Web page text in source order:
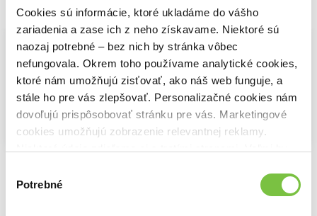
Cookies sú informácie, ktoré ukladáme do vášho
zariadenia a zase ich z neho získavame. Niektoré sú
naozaj potrebné – bez nich by stránka vôbec
nefungovala. Okrem toho používame analytické cookies,
ktoré nám umožňujú zisťovať, ako náš web funguje, a
stále ho pre vás zlepšovať. Personalizačné cookies nám
dovoľujú prispôsobovať stránku pre vás. Marketingové
cookies umožňujú zobrazenie relevantnej reklamy.
cookies.
súhlasu
Potrebné
Vybrané pre teba
12,10€
Na sklade
Avatar: Oheň a popel - Edice v rukávu
3,40€